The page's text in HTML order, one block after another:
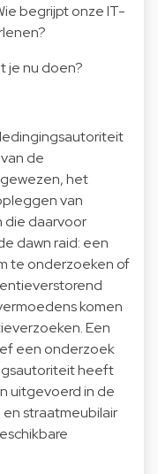
begrijpt onze IT-
je nu doen?
de
het
van
die daarvoor
dawn raid: een
te onderzoeken of
komen
Een
een onderzoek
heeft
uitgevoerd in de
straatmeubilair